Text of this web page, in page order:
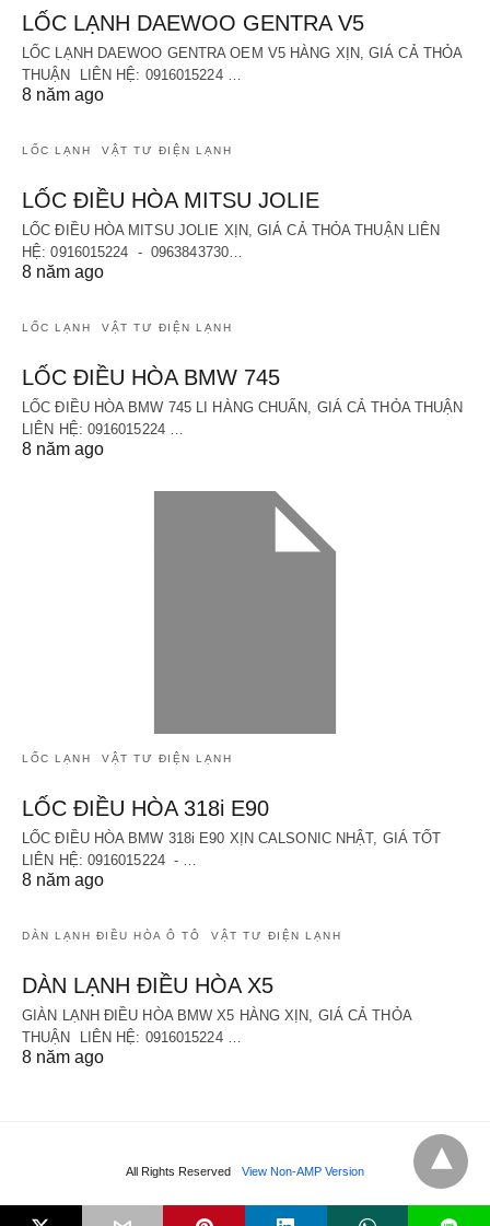
LỐC LẠNH DAEWOO GENTRA V5
LỐC LẠNH DAEWOO GENTRA OEM V5 HÀNG XỊN, GIÁ CẢ THỎA
THUẬN LIÊN HỆ: 0916015224 …
8 năm ago
LỐC LẠNH VẬT TƯ ĐIỆN LẠNH
LỐC ĐIỀU HÒA MITSU JOLIE
LỐC ĐIỀU HÒA MITSU JOLIE XỊN, GIÁ CẢ THỎA THUẬN LIÊN
HỆ: 0916015224 - 0963843730…
8 năm ago
LỐC LẠNH VẬT TƯ ĐIỆN LẠNH
LỐC ĐIỀU HÒA BMW 745
LỐC ĐIỀU HÒA BMW 745 LI HÀNG CHUẨN, GIÁ CẢ THỎA THUẬN
LIÊN HỆ: 0916015224 …
8 năm ago
LỐC LẠNH VẬT TƯ ĐIỆN LẠNH
LỐC ĐIỀU HÒA 318i E90
LỐC ĐIỀU HÒA BMW 318i E90 XỊN CALSONIC NHẬT, GIÁ TỐT
LIÊN HỆ: 0916015224 - …
8 năm ago
DÀN LẠNH ĐIỀU HÒA Ô TÔ VẬT TƯ ĐIỆN LẠNH
DÀN LẠNH ĐIỀU HÒA X5
GIÀN LẠNH ĐIỀU HÒA BMW X5 HÀNG XỊN, GIÁ CẢ THỎA
THUẬN LIÊN HỆ: 0916015224 …
8 năm ago
All Rights Reserved View Non-AMP Version